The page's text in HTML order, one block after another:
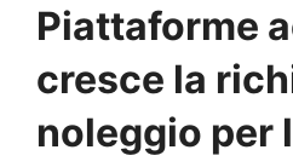
Piattaforme
cresce la
noleggio per